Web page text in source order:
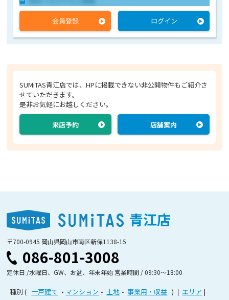
会員登録 ログイン
SUMiTAS青江店では、HPに掲載できない非公開物件もご紹介さ
せていただきます。
是非お気軽にお越しください。
来店予約 店舗案内
青江店
〒700-0945 岡山県岡山市南区新保1138-15
086-801-3008
定休日 /水曜日、GW、お盆、年末年始 営業時間 / 09:30〜18:00
種別 一戸建て マンション 土地 事業用・収益 エリア